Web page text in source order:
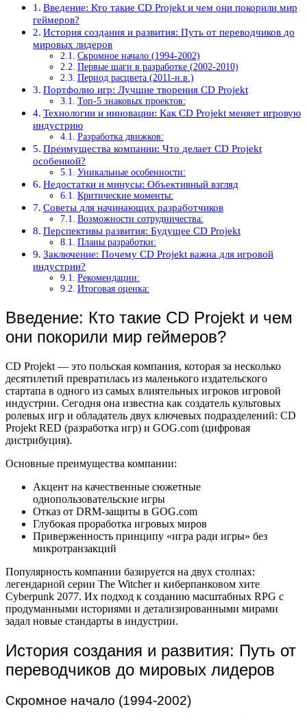
Введение: Кто такие CD Projekt и чем они покорили мир
геймеров?
История создания и развития: Путь от переводчиков до
мировых лидеров
Скромное начало (1994-2002)
Первые шаги в разработке (2002-2010)
Период расцвета (2011-н.в.)
Портфолио игр: Лучшие творения CD Projekt
Топ-5 знаковых проектов:
Технологии и инновации: Как CD Projekt меняет игровую
индустрию
Разработка движков:
Преимущества компании: Что делает CD Projekt
особенной?
Уникальные особенности:
Недостатки и минусы: Объективный взгляд
Критические моменты:
Советы для начинающих разработчиков
Возможности сотрудничества:
Перспективы развития: Будущее CD Projekt
Планы разработки:
Заключение: Почему CD Projekt важна для игровой
индустрии?
Рекомендации:
Итоговая оценка:
Введение: Кто такие CD Projekt и чем
они покорили мир геймеров?
CD Projekt — это польская компания, которая за несколько
десятилетий превратилась из маленького издательского
стартапа в одного из самых влиятельных игроков игровой
индустрии. Сегодня она известна как создатель культовых
ролевых игр и обладатель двух ключевых подразделений: CD
Projekt RED (разработка игр) и GOG.com (цифровая
дистрибуция).
Основные преимущества компании:
Акцент на качественные сюжетные
однопользовательские игры
Отказ от DRM-защиты в GOG.com
Глубокая проработка игровых миров
Приверженность принципу «игра ради игры» без
микротранзакций
Популярность компании базируется на двух столпах:
легендарной серии The Witcher и киберпанковом хите
Cyberpunk 2077. Их подход к созданию масштабных RPG с
продуманными историями и детализированными мирами
задал новые стандарты в индустрии.
История создания и развития: Путь от
переводчиков до мировых лидеров
Скромное начало (1994-2002)